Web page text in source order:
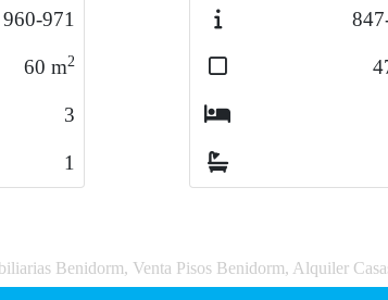
960-971
60 m2
3
1
Benidorm, Venta Pisos Benidorm, Alquiler